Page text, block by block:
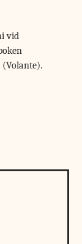
vid
(Volante).